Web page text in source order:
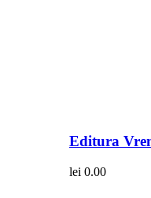
Editura
lei 0.00